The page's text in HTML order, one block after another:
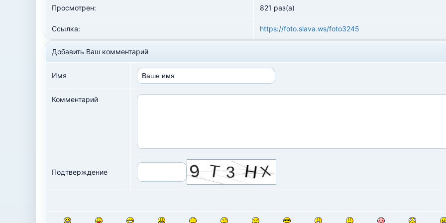
Просмотрен: 821 раз(а)
Ссылка: https://foto.slava.ws/foto3245
Добавить Ваш комментарий
Имя
Комментарий
Подтверждение